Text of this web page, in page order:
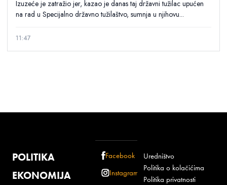
Izuzeće je zatražio jer, kazao je danas taj državni tužilac upućen
na rad u Specijalno državno tužilaštvo, sumnja u njihovu...
11:47
POLITIKA
EKONOMIJA
Facebook
Instagram
Uredništvo
Politika o kolačićima
Politika privatnosti